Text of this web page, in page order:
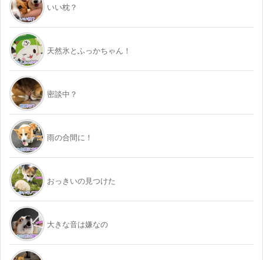
いい枕？
天然氷とふっかちゃん！
密談中？
雨の合間に！
おっきいの見つけた
大きな音は嫌なの